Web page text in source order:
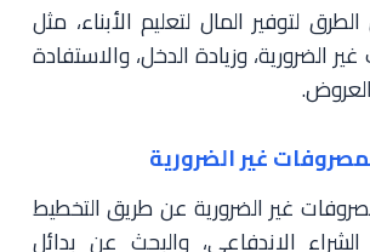
لتوفير المال لتعليم الأبناء، مثل
الضرورية، وزيادة الدخل، والاستفادة
غير الضرورية عن طريق التخطيط
الشراء الاندفاعي، والبحث عن بدائل